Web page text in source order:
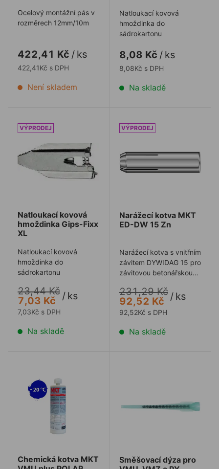
Ocelový montážní pás v
rozměrech 12mm/10m
422,41 Kč / ks
422,41Kč s DPH
Není skladem
Natloukací kovová
hmoždinka do
sádrokartonu
8,08 Kč / ks
8,08Kč s DPH
Na skladě
Natloukací kovová hmoždinka Gips-Fixx XL
Natloukací kovová
hmoždinka Gips-Fixx
XL
Natloukací kovová
hmoždinka do
sádrokartonu
23,44 Kč
7,03 Kč
/ ks
7,03Kč s DPH
Na skladě
Narážecí kotva MKT ED-
Narážecí kotva MKT
ED-DW 15 Zn
Narážecí kotva s vnitřním
závitem DYWIDAG 15 pro
závitovou betonářskou
pomocí př ...
231,29 Kč
92,52 Kč / ks
92,52Kč s DPH
Na skladě
Chemická kotva MKT
Směšovací dýza pro